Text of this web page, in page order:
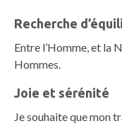
Recherche
Entre l’Homme, et la
Hommes.
Joie et sérénité
Je souhaite que mon